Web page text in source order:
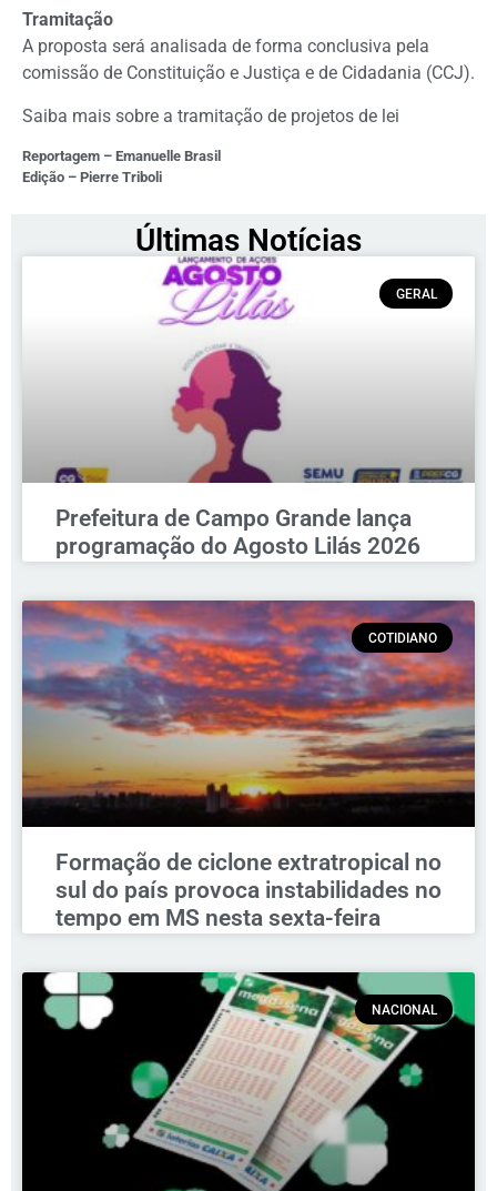
Tramitação
A proposta será analisada de forma conclusiva pela
comissão de Constituição e Justiça e de Cidadania (CCJ).
Saiba mais sobre a tramitação de projetos de lei
Reportagem – Emanuelle Brasil
Edição – Pierre Triboli
Últimas Notícias
GERAL
Prefeitura de Campo Grande lança
programação do Agosto Lilás 2026
COTIDIANO
Formação de ciclone extratropical no
sul do país provoca instabilidades no
tempo em MS nesta sexta-feira
NACIONAL